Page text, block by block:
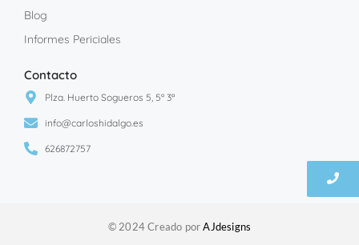
Blog
Informes Periciales
Contacto
Plza. Huerto Sogueros 5, 5º 3ª
info@carloshidalgo.es
626872757
© 2024 Creado porAJdesigns